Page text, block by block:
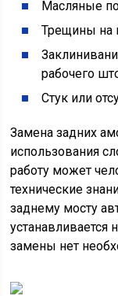
Масляные
Трещины на
рабочего
Стук или
Замена задних
использования
работу может
технические
заднему мосту
устанавливается
замены нет